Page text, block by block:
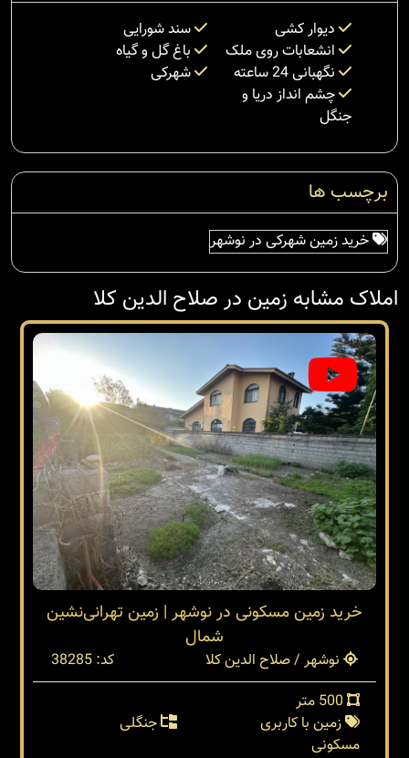
دیوار کشی
سند شورایی
انشعابات روی ملک
باغ گل و گیاه
نگهبانی 24 ساعته
شهرکی
چشم انداز دریا و
جنگل
برچسب ها
خرید زمین شهرکی در نوشهر
املاک مشابه زمین در صلاح الدین کلا
خرید زمین مسکونی در نوشهر | زمین تهرانی‌نشین
شمال
نوشهر / صلاح الدین کلا
کد: 38285
زمین با کاربری
مسکونی
جنگلی